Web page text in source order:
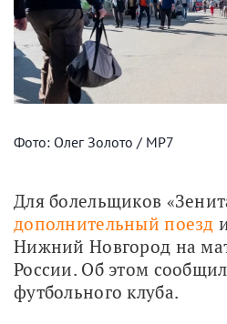
Фото: Олег Золото / МР7
Для болельщиков
дополнительный поезд
Нижний Новгород на
России. Об этом
футбольного клуба.